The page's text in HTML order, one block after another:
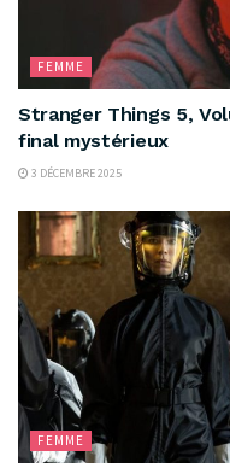
FEMME
Stranger Things 5,
final mystérieux
3 DÉCEMBRE 2025
FEMME